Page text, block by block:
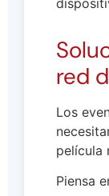
red
Los
película
Piensa